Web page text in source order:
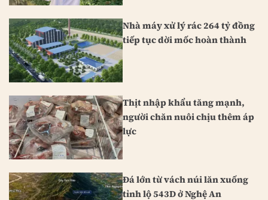
Nhà máy xử lý rác 264 tỷ đồng
tiếp tục dời mốc hoàn thành
Thịt nhập khẩu tăng mạnh,
người chăn nuôi chịu thêm áp
lực
Đá lớn từ vách núi lăn xuống
tỉnh lộ 543D ở Nghệ An